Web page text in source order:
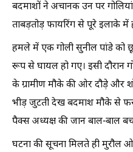
बदमाशों ने अचानक उन पर
ताबड़तोड़ फायरिंग से पूरे इलाके
हमले में एक गोली सुनील पांडे
रूप से घायल हो गए। इसी
के ग्रामीण मौके की ओर दौड़े और
भीड़ जुटती देख बदमाश मौके से
पैक्स अध्यक्ष की जान बाल-बाल
घटना की सूचना मिलते ही मुरौल